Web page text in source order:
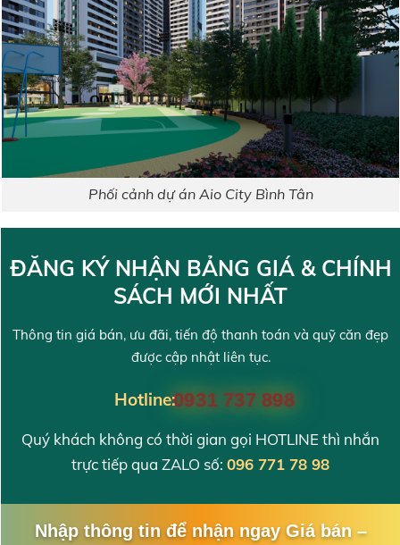
Phối cảnh dự án Aio City Bình Tân
ĐĂNG KÝ NHẬN BẢNG GIÁ & CHÍNH
SÁCH MỚI NHẤT
Thông tin giá bán, ưu đãi, tiến độ thanh toán và quỹ căn đẹp
được cập nhật liên tục.
Hotline:0931 737 898
Quý khách không có thời gian gọi HOTLINE thì nhắn
trực tiếp qua ZALO số: 096 771 78 98
Nhập thông tin để nhận ngay Giá bán –